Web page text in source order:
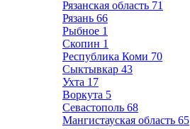
Рязанская область 71
Рязань 66
Рыбное 1
Скопин 1
Республика Коми 70
Сыктывкар 43
Ухта 17
Воркута 5
Севастополь 68
Мангистауская область 65